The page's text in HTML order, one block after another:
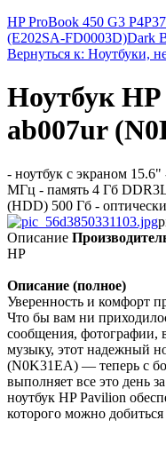
HP ProBook 450 G3
(E202SA-FD0003D)Dark
Вернуться к: Ноутбуки,
Ноутбук
ab007ur
- ноутбук c экраном 15.6"
МГц - память 4 Гб DDR3L
(HDD) 500 Гб -
Описание
HP
Описание (полное)
Уверенность и комфорт
Что бы вам ни
сообщения, фотографии,
музыку, этот надежный
(N0K31EA) — теперь с
выполняет все это день
ноутбук HP Pavilion
которого можно